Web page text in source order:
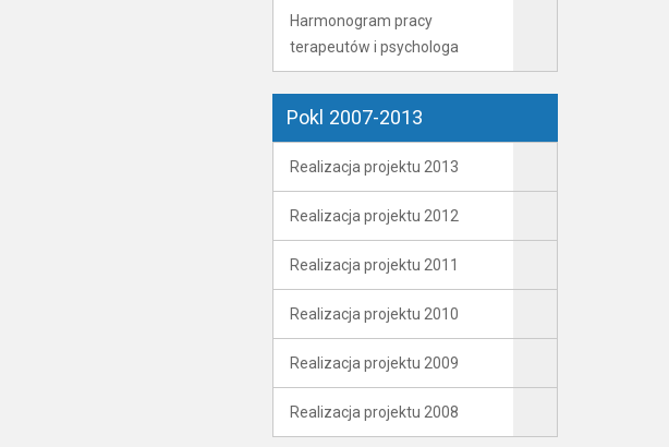
Harmonogram pracy
terapeutów i psychologa
Pokl 2007-2013
Realizacja projektu 2013
Realizacja projektu 2012
Realizacja projektu 2011
Realizacja projektu 2010
Realizacja projektu 2009
Realizacja projektu 2008